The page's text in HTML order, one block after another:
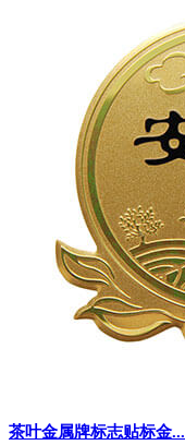
茶叶金属牌标志贴标金...